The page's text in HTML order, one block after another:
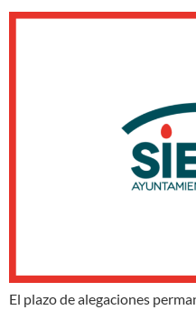
El plazo de alegaciones